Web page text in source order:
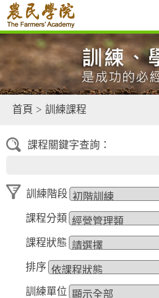
首頁 > 訓練課程
課程關鍵字查詢：
訓練階段
課程分類
課程狀態
排序
訓練單位